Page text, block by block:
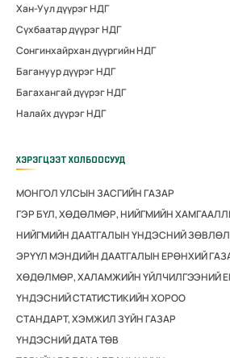
Хан-Уул дүүрэг НДГ
Сүхбаатар дүүрэг НДГ
Сонгинхайрхан дүүргийн НДГ
Багануур дүүрэг НДГ
Багахангай дүүрэг НДГ
Налайх дүүрэг НДГ
ХЭРЭГЦЭЭТ ХОЛБООСУУД
МОНГОЛ УЛСЫН ЗАСГИЙН ГАЗАР
ГЭР БҮЛ, ХӨДӨЛМӨР, НИЙГМИЙН
НИЙГМИЙН ДААТГАЛЫН ҮНДЭСНИЙ ЗӨВЛӨЛ
ЭРҮҮЛ МЭНДИЙН ДААТГАЛЫН ЕРӨНХИЙ
ХӨДӨЛМӨР, ХАЛАМЖИЙН ҮЙЛЧИЛГЭЭНИЙ
ҮНДЭСНИЙ СТАТИСТИКИЙН ХОРОО
СТАНДАРТ, ХЭМЖИЛ ЗҮЙН ГАЗАР
ҮНДЭСНИЙ ДАТА ТӨВ